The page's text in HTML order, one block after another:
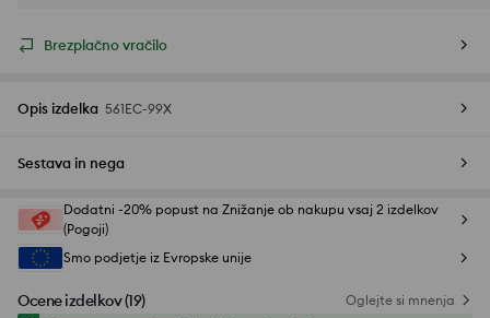
Brezplačno vračilo
Opis izdelka 561EC-99X
Sestava in nega
Dodatni -20% popust na Znižanje ob nakupu vsaj 2 izdelkov
(Pogoji)
Smo podjetje iz Evropske unije
Ocene izdelkov(19) Oglejte si mnenja